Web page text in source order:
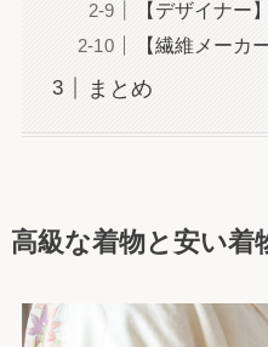
【デザイナー
【繊維メーカ
まとめ
高級な着物と安い着